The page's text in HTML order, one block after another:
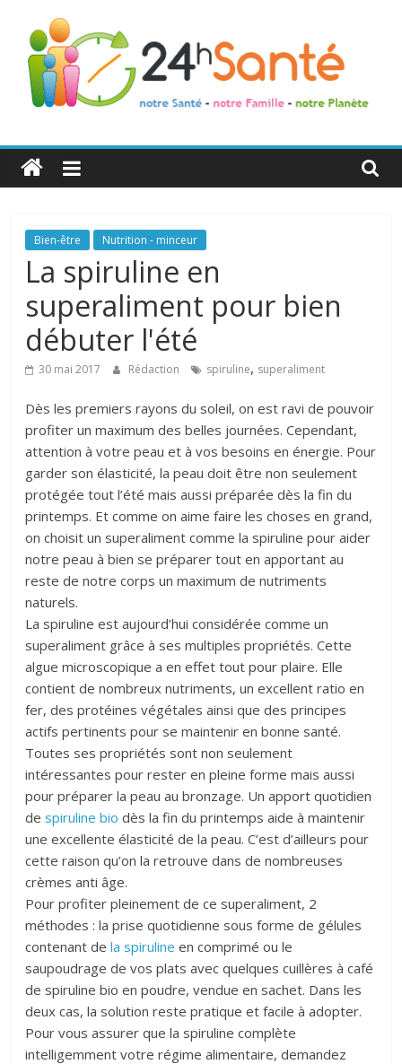
24h
Santé
La
santé
toute
famille
Bien-être Nutrition - minceur
La spiruline en
superaliment pour bien
débuter l'été
30 mai 2017 Rédaction spiruline, superaliment
Dès les premiers rayons du soleil, on est ravi de pouvoir
profiter un maximum des belles journées. Cependant,
attention à votre peau et à vos besoins en énergie. Pour
garder son élasticité, la peau doit être non seulement
protégée tout l’été mais aussi préparée dès la fin du
printemps. Et comme on aime faire les choses en grand,
on choisit un superaliment comme la spiruline pour aider
notre peau à bien se préparer tout en apportant au
reste de notre corps un maximum de nutriments
naturels.
La spiruline est aujourd’hui considérée comme un
superaliment grâce à ses multiples propriétés. Cette
algue microscopique a en effet tout pour plaire. Elle
contient de nombreux nutriments, un excellent ratio en
fer, des protéines végétales ainsi que des principes
actifs pertinents pour se maintenir en bonne santé.
Toutes ses propriétés sont non seulement
intéressantes pour rester en pleine forme mais aussi
pour préparer la peau au bronzage. Un apport quotidien
despiruline bio dès la fin du printemps aide à maintenir
une excellente élasticité de la peau. C’est d’ailleurs pour
cette raison qu’on la retrouve dans de nombreuses
crèmes anti âge.
Pour profiter pleinement de ce superaliment, 2
méthodes : la prise quotidienne sous forme de gélules
contenant dela spiruline en comprimé ou le
saupoudrage de vos plats avec quelques cuillères à café
de spiruline bio en poudre, vendue en sachet. Dans les
deux cas, la solution reste pratique et facile à adopter.
Pour vous assurer que la spiruline complète
intelligemment votre régime alimentaire, demandez